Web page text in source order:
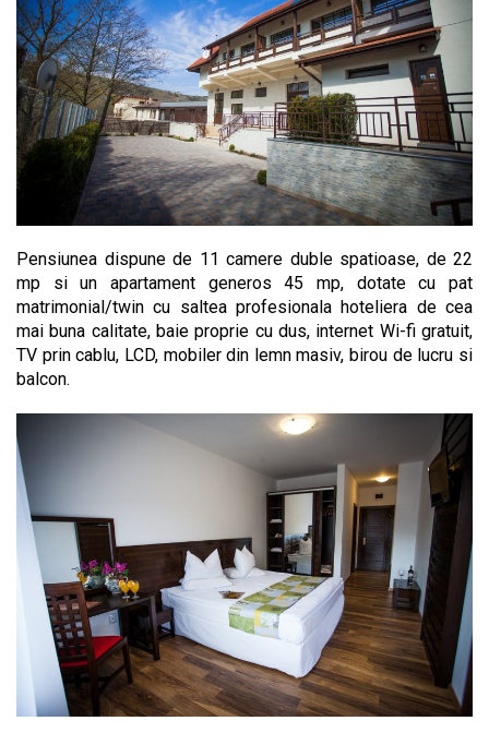
Pensiunea dispune de 11 camere duble spatioase, de 22
mp si un apartament generos 45 mp, dotate cu pat
matrimonial/twin cu saltea profesionala hoteliera de cea
mai buna calitate, baie proprie cu dus, internet Wi-fi gratuit,
TV prin cablu, LCD, mobiler din lemn masiv, birou de lucru si
balcon.